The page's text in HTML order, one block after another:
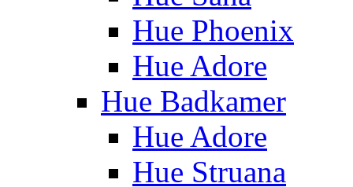
Hue Phoenix
Hue Adore
Hue Badkamer
Hue Adore
Hue Struana